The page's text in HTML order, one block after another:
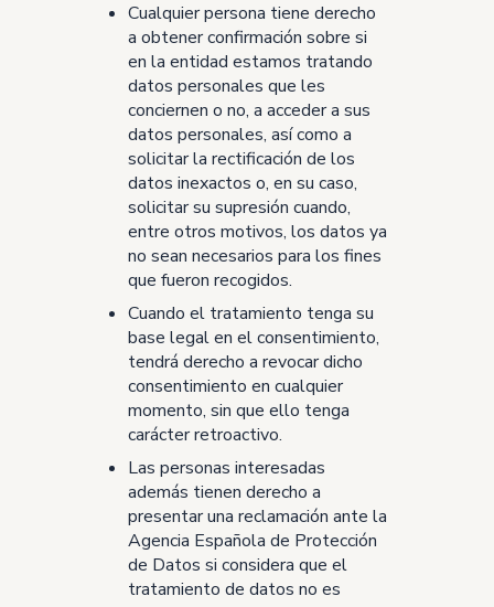
Cualquier persona tiene derecho
a obtener confirmación sobre si
en la entidad estamos tratando
datos personales que les
conciernen o no, a acceder a sus
datos personales, así como a
solicitar la rectificación de los
datos inexactos o, en su caso,
solicitar su supresión cuando,
entre otros motivos, los datos ya
no sean necesarios para los fines
que fueron recogidos.
Cuando el tratamiento tenga su
base legal en el consentimiento,
tendrá derecho a revocar dicho
consentimiento en cualquier
momento, sin que ello tenga
carácter retroactivo.
Las personas interesadas
además tienen derecho a
presentar una reclamación ante la
Agencia Española de Protección
de Datos si considera que el
tratamiento de datos no es